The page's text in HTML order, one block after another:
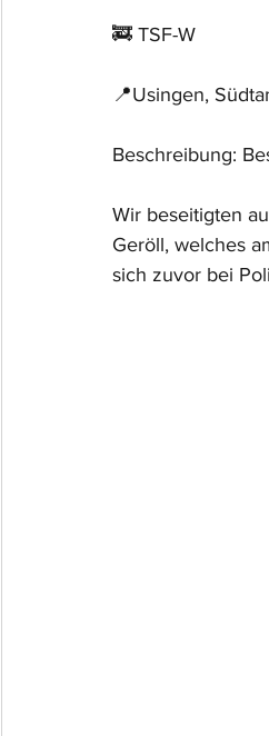
🚒 TSF-W
📍Usingen,
Beschreibung:
Wir beseitigten
Geröll, welches
sich zuvor bei